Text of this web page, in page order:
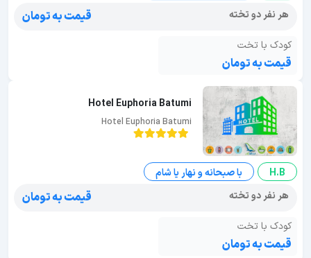
هر نفر دو تخته
قیمت به تومان
کودک با تخت
قیمت به تومان
Hotel Euphoria Batumi
Hotel Euphoria Batumi
H.B
با صبحانه و نهار یا شام
هر نفر دو تخته
قیمت به تومان
کودک با تخت
قیمت به تومان